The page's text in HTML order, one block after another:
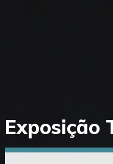
diretamente
Exposição